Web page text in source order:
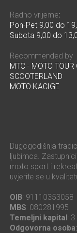
Radno vrijeme:
Pon-Pet 9,00 do
Subota 9,00 do
Recommended by
MTC - MOTO TOUR
SCOOTERLAND
MOTO KACIGE
Dugogodišnja
ljubimca.
moto sport i
uvjerite se u
OIB: 91110353058
MBS: 080281995
Temeljni kapital:
Odgovorna osoba